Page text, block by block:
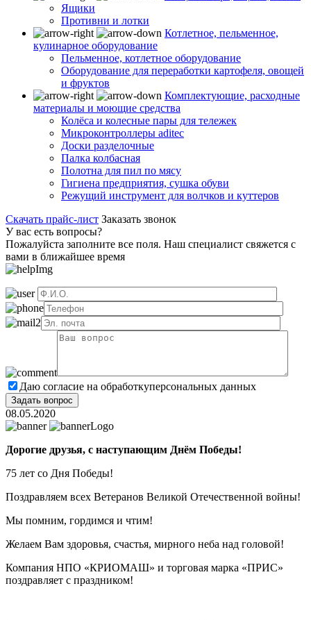
Ящики
Противни и лотки
Котлетное, пельменное,
кулинарное оборудование
Пельменное, котлетное оборудование
Оборудование для переработки картофеля, овощей
и фруктов
Комплектующие, расходные
материалы и моющие средства
Колёса и колесные пары для тележек
Микроконтроллеры aditec
Доски разделочные
Палка колбасная
Полотна для пил по мясу
Гигиена предприятия, сушка обуви
Режущий инструмент для волчков и куттеров
Скачать прайс-лист Заказать звонок
У вас есть вопросы?
Пожалуйста заполните все поля. Наш специалист свяжется с
вами в ближайшее время
Даю согласие на обработкуперсональных данных
08.05.2020
Дорогие друзья, с наступающим Днём Победы!
75 лет со Дня Победы!
Поздравляем всех Ветеранов Великой Отечественной войны!
Мы помним, гордимся и чтим!
Желаем Вам здоровья, счастья, мирного неба над головой!
Компания НПО «КРИОМАШ» и торговая марка «ПРИС»
поздравляет с праздником!